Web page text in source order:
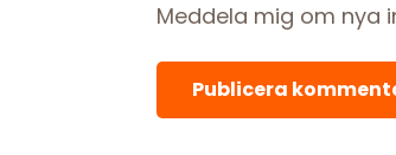
Meddela mig om nya